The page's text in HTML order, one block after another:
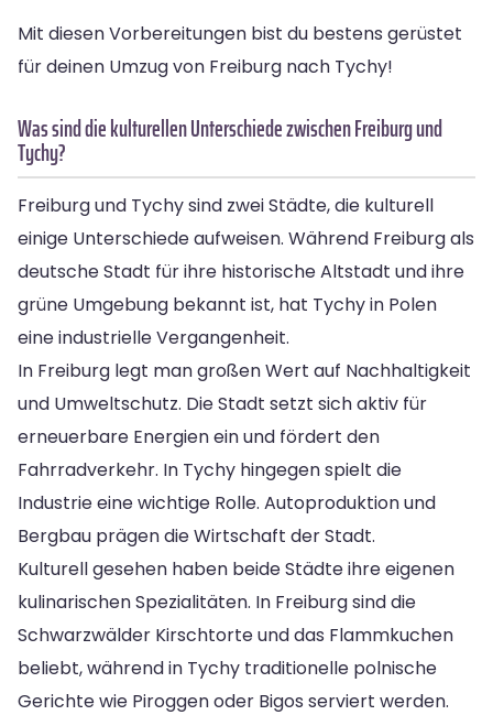
Mit diesen Vorbereitungen bist du bestens gerüstet
für deinen Umzug von Freiburg nach Tychy!
Was sind die kulturellen Unterschiede zwischen Freiburg und
Tychy?
Freiburg und Tychy sind zwei Städte, die kulturell
einige Unterschiede aufweisen. Während Freiburg als
deutsche Stadt für ihre historische Altstadt und ihre
grüne Umgebung bekannt ist, hat Tychy in Polen
eine industrielle Vergangenheit.
In Freiburg legt man großen Wert auf Nachhaltigkeit
und Umweltschutz. Die Stadt setzt sich aktiv für
erneuerbare Energien ein und fördert den
Fahrradverkehr. In Tychy hingegen spielt die
Industrie eine wichtige Rolle. Autoproduktion und
Bergbau prägen die Wirtschaft der Stadt.
Kulturell gesehen haben beide Städte ihre eigenen
kulinarischen Spezialitäten. In Freiburg sind die
Schwarzwälder Kirschtorte und das Flammkuchen
beliebt, während in Tychy traditionelle polnische
Gerichte wie Piroggen oder Bigos serviert werden.